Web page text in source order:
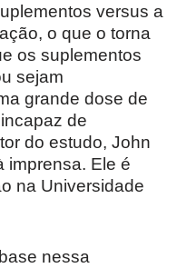
versus a
o que o torna
os suplementos
sejam
grande dose de
de
do estudo, John
imprensa. Ele é
na Universidade
nessa